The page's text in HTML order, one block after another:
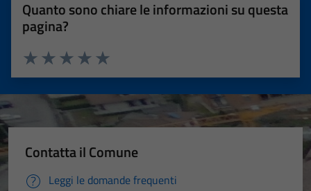
Quanto sono chiare le informazioni su questa
pagina?
Valuta 5 stelle su 5
Valuta 4 stelle su 5
Valuta 3 stelle su 5
Valuta 2 stelle su 5
Valuta 1 stelle su 5
Contatta il Comune
Leggi le domande frequenti